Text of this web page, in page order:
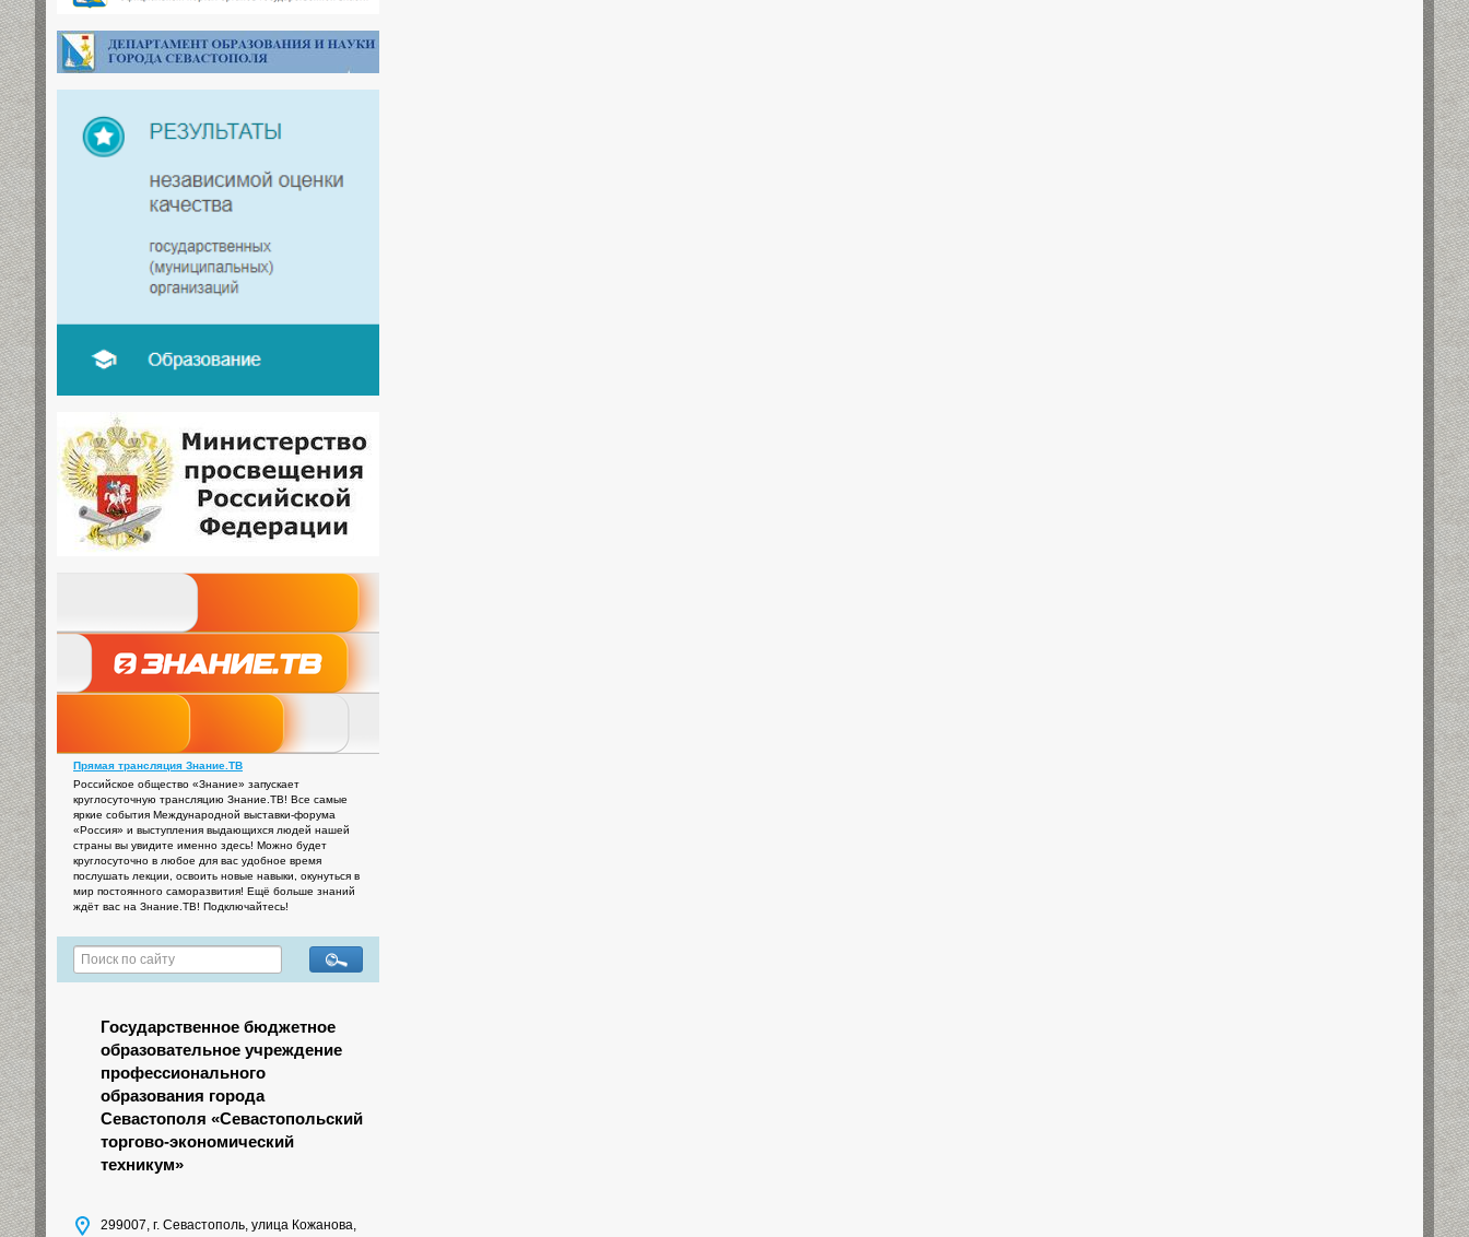
Прямая трансляция Знание.ТВ
Российское общество «Знание» запускает
круглосуточную трансляцию Знание.ТВ! Все самые
яркие события Международной выставки-форума
«Россия» и выступления выдающихся людей нашей
страны вы увидите именно здесь! Можно будет
круглосуточно в любое для вас удобное время
послушать лекции, освоить новые навыки, окунуться в
мир постоянного саморазвития! Ещё больше знаний
ждёт вас на Знание.ТВ! Подключайтесь!
Государственное бюджетное
образовательное учреждение
профессионального
образования города
Севастополя «Севастопольский
торгово-экономический
техникум»
299007, г. Севастополь, улица Кожанова,